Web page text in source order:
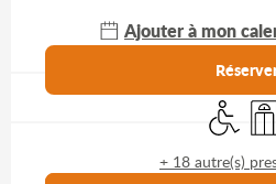
Ajouter à mon
Accès
+ 18 autre(s)
Agenda du